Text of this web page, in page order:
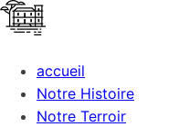
accueil
Notre Histoire
Notre Terroir